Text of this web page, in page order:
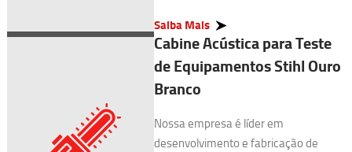
Saiba Mais
Cabine Acústica para Teste
de Equipamentos Stihl Ouro
Branco
Nossa empresa é líder em
desenvolvimento e fabricação de